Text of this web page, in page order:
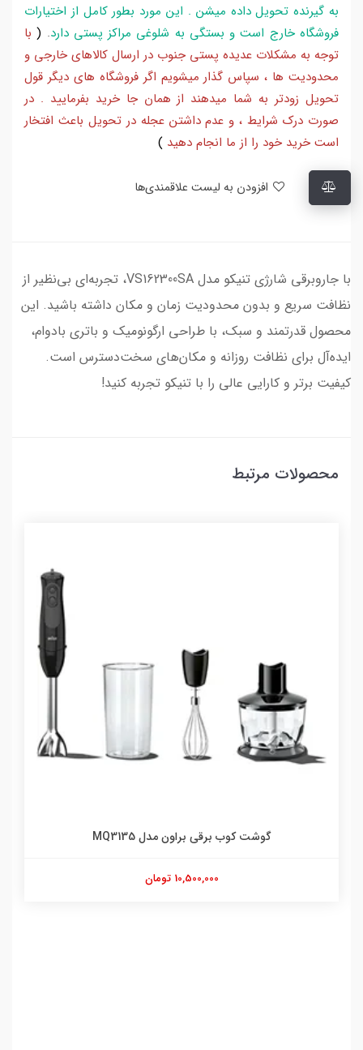
به گیرنده تحویل داده میشن . این مورد بطور کامل از اختیارات
فروشگاه خارج است و بستگی به شلوغی مراکز پستی دارد.
(با
توجه به مشکلات عدیده پستی جنوب در ارسال کالاهای خارجی و
محدودیت ها ، سپاس گذار میشویم اگر فروشگاه های دیگر قول
تحویل زودتر به شما میدهند از همان جا خرید بفرمایید . در
صورت درک شرایط ، و عدم داشتن عجله در تحویل باعث افتخار
است خرید خود را از ما انجام دهید )
با جاروبرقی شارژی تنیکو مدل VS162300SA، تجربه‌ای بی‌نظیر از
نظافت سریع و بدون محدودیت زمان و مکان داشته باشید. این
محصول قدرتمند و سبک، با طراحی ارگونومیک و باتری بادوام،
ایده‌آل برای نظافت روزانه و مکان‌های سخت‌دسترس است.
کیفیت برتر و کارایی عالی را با تنیکو تجربه کنید!
محصولات مرتبط
گوشت کوب برقی براون مدل MQ3135
10,500,000 تومان